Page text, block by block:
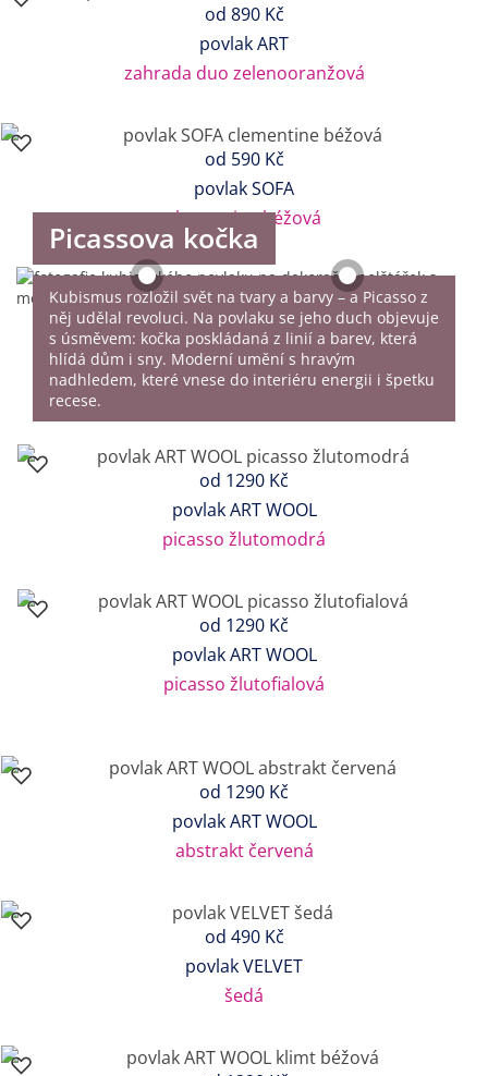
od 890 Kč
povlak ART
zahrada duo zelenooranžová
od 590 Kč
povlak SOFA
clementine béžová
od 1290 Kč
povlak ART WOOL
picasso žlutomodrá
od 1290 Kč
povlak ART WOOL
picasso žlutofialová
Picassova kočka
Kubismus rozložil svět na tvary a barvy – a Picasso z
něj udělal revoluci. Na povlaku se jeho duch objevuje
s úsměvem: kočka poskládaná z linií a barev, která
hlídá dům i sny. Moderní umění s hravým
nadhledem, které vnese do interiéru energii i špetku
recese.
od 1290 Kč
povlak ART WOOL
abstrakt červená
od 490 Kč
povlak VELVET
šedá